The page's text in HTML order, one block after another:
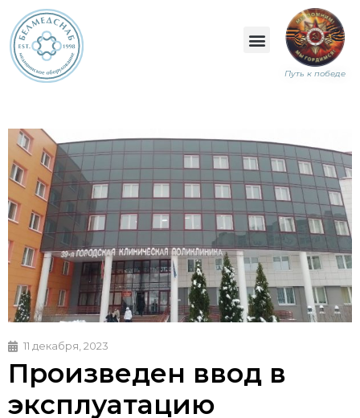
Путь к победе
11 декабря, 2023
Произведен ввод в
эксплуатацию